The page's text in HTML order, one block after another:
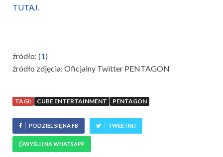
TUTAJ.
źródło: (1)
źródło zdjęcia: Oficjalny Twitter PENTAGON
TAGI: CUBE ENTERTAINMENT PENTAGON
PODZIEL SIĘ NA FB TWEETNIJ
WYŚLIJ NA WHATSAPP